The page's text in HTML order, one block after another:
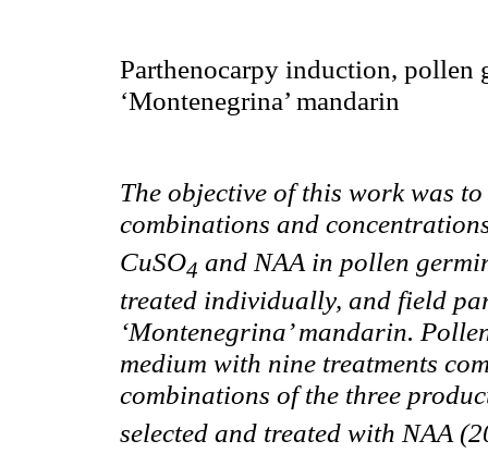
Parthenocarpy induction, pollen
‘Montenegrina’ mandarin
The objective of this work was
combinations and
CuSO4 and NAA in pollen
treated individually, and field
‘Montenegrina’ mandarin.
medium with nine treatments
combinations of the three
selected and treated with NAA